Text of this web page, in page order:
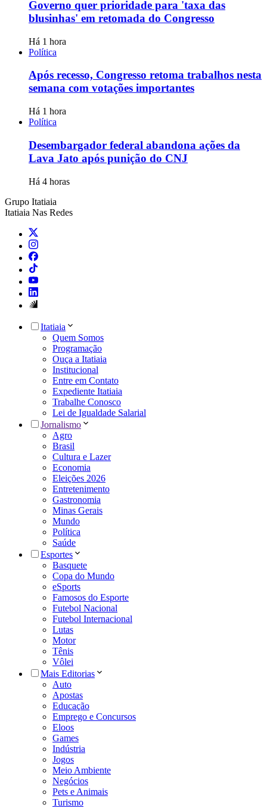
Governo quer prioridade para 'taxa das
blusinhas' em retomada do Congresso
Há 1 hora
Política
Após recesso, Congresso retoma trabalhos nesta
semana com votações importantes
Há 1 hora
Política
Desembargador federal abandona ações da
Lava Jato após punição do CNJ
Há 4 horas
Grupo Itatiaia
Itatiaia Nas Redes
Itatiaia
Quem Somos
Programação
Ouça a Itatiaia
Institucional
Entre em Contato
Expediente Itatiaia
Trabalhe Conosco
Lei de Igualdade Salarial
Jornalismo
Agro
Brasil
Cultura e Lazer
Economia
Eleições 2026
Entretenimento
Gastronomia
Minas Gerais
Mundo
Política
Saúde
Esportes
Basquete
Copa do Mundo
eSports
Famosos do Esporte
Futebol Nacional
Futebol Internacional
Lutas
Motor
Tênis
Vôlei
Mais Editorias
Auto
Apostas
Educação
Emprego e Concursos
Eloos
Games
Indústria
Jogos
Meio Ambiente
Negócios
Pets e Animais
Turismo